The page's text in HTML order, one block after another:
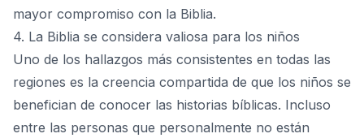
mayor compromiso con la Biblia.
4. La Biblia se considera valiosa para los niños
Uno de los hallazgos más consistentes en todas las
regiones es la creencia compartida de que los niños se
benefician de conocer las historias bíblicas. Incluso
entre las personas que personalmente no están